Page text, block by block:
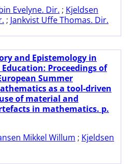
Evelyne. Dir. ; Kjeldsen
; Jankvist Uffe Thomas. Dir.
and Epistemology in
Proceedings of
Summer
as a tool-driven
of material and
in mathematics. p.
Mikkel Willum ; Kjeldsen